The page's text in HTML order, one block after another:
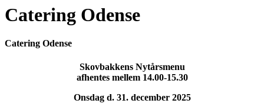
Catering Odense
Catering Odense
Skovbakkens Nytårsmenu
afhentes mellem 14.00-15.30
Onsdag d. 31. december 2025